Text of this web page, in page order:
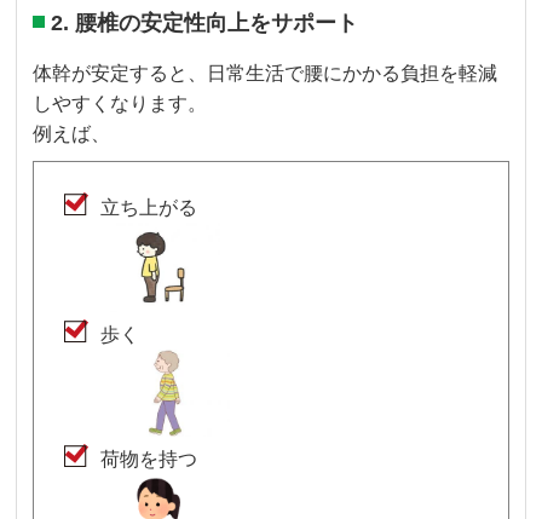
2. 腰椎の安定性向上をサポート
体幹が安定すると、日常生活で腰にかかる負担を軽減
しやすくなります。
例えば、
立ち上がる
歩く
荷物を持つ